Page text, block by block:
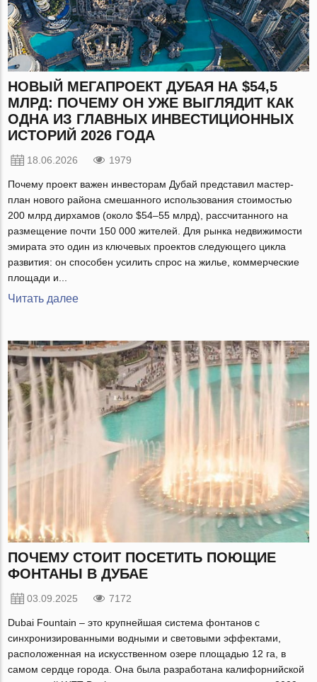
НОВЫЙ МЕГАПРОЕКТ ДУБАЯ НА $54,5
МЛРД: ПОЧЕМУ ОН УЖЕ ВЫГЛЯДИТ КАК
ОДНА ИЗ ГЛАВНЫХ ИНВЕСТИЦИОННЫХ
ИСТОРИЙ 2026 ГОДА
18.06.2026 1979
Почему проект важен инвесторам Дубай представил мастер-
план нового района смешанного использования стоимостью
200 млрд дирхамов (около $54–55 млрд), рассчитанного на
размещение почти 150 000 жителей. Для рынка недвижимости
эмирата это один из ключевых проектов следующего цикла
развития: он способен усилить спрос на жилье, коммерческие
площади и...
Читать далее
ПОЧЕМУ СТОИТ ПОСЕТИТЬ ПОЮЩИЕ
ФОНТАНЫ В ДУБАЕ
03.09.2025 7172
Dubai Fountain – это крупнейшая система фонтанов с
синхронизированными водными и световыми эффектами,
расположенная на искусственном озере площадью 12 га, в
самом сердце города. Она была разработана калифорнийской